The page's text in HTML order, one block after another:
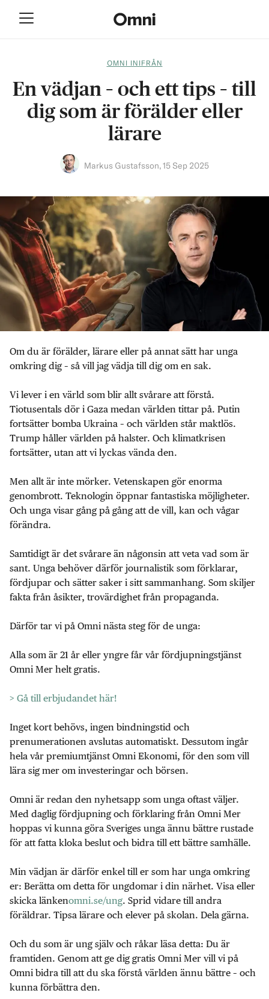
OMNI INIFRÅN
En vädjan – och ett tips – till
dig som är förälder eller
lärare
Markus Gustafsson,15 Sep 2025
Om du är förälder, lärare eller på annat sätt har unga
omkring dig – så vill jag vädja till dig om en sak.
Vi lever i en värld som blir allt svårare att förstå.
Tiotusentals dör i Gaza medan världen tittar på. Putin
fortsätter bomba Ukraina – och världen står maktlös.
Trump håller världen på halster. Och klimatkrisen
fortsätter, utan att vi lyckas vända den.
Men allt är inte mörker. Vetenskapen gör enorma
genombrott. Teknologin öppnar fantastiska möjligheter.
Och unga visar gång på gång att de vill, kan och vågar
förändra.
Samtidigt är det svårare än någonsin att veta vad som är
sant. Unga behöver därför journalistik som förklarar,
fördjupar och sätter saker i sitt sammanhang. Som skiljer
fakta från åsikter, trovärdighet från propaganda.
Därför tar vi på Omni nästa steg för de unga:
Alla som är 21 år eller yngre får vår fördjupningstjänst
Omni Mer helt gratis.
> Gå till erbjudandet här!
Inget kort behövs, ingen bindningstid och
prenumerationen avslutas automatiskt. Dessutom ingår
hela vår premiumtjänst Omni Ekonomi, för den som vill
lära sig mer om investeringar och börsen.
Omni är redan den nyhetsapp som unga oftast väljer.
Med daglig fördjupning och förklaring från Omni Mer
hoppas vi kunna göra Sveriges unga ännu bättre rustade
för att fatta kloka beslut och bidra till ett bättre samhälle.
Min vädjan är därför enkel till er som har unga omkring
er: Berätta om detta för ungdomar i din närhet. Visa eller
skicka länkenomni.se/ung. Sprid vidare till andra
föräldrar. Tipsa lärare och elever på skolan. Dela gärna.
Och du som är ung själv och råkar läsa detta: Du är
framtiden. Genom att ge dig gratis Omni Mer vill vi på
Omni bidra till att du ska förstå världen ännu bättre – och
kunna förbättra den.